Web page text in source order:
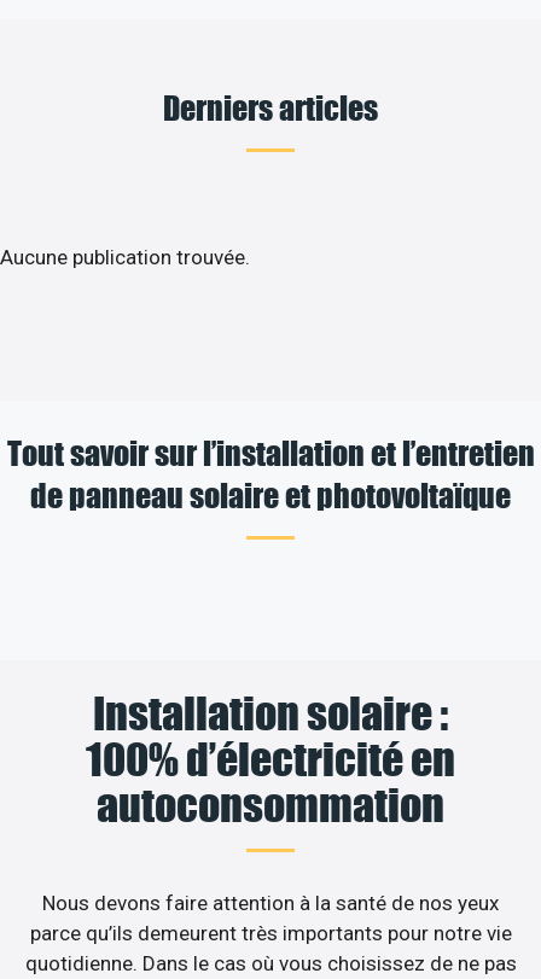
Derniers articles
Aucune publication trouvée.
Tout savoir sur l’installation et l’entretien
de panneau solaire et photovoltaïque
Installation solaire :
100% d’électricité en
autoconsommation
Nous devons faire attention à la santé de nos yeux
parce qu’ils demeurent très importants pour notre vie
quotidienne. Dans le cas où vous choisissez de ne pas